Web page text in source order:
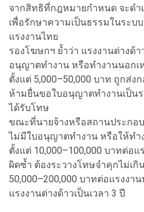
จากสิทธิที่กฎหมายกำหนด จะดำ
เพื่อรักษาความเป็นธรรมในระบ
แรงงานไทย
รองโฆษกฯ ย้ำว่า แรงงานต่างด้
อนุญาตทำงาน หรือทำงานนอก
ตั้งแต่ 5,000–50,000 บาท ถูกส่ง
ห้ามยื่นขอใบอนุญาตทำงานเป็นร
ได้รับโทษ
ขณะที่นายจ้างหรือสถานประกอ
ไม่มีใบอนุญาตทำงาน หรือให้ทำ
ตั้งแต่ 10,000–100,000 บาทต่อ
ผิดซ้ำ ต้องระวางโทษจำคุกไม่เกิ
50,000–200,000 บาทต่อแรงง
แรงงานต่างด้าวเป็นเวลา 3 ปี